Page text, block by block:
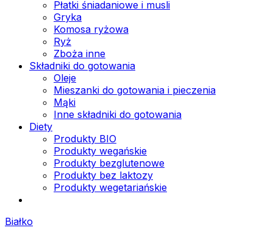
Płatki śniadaniowe i musli
Gryka
Komosa ryżowa
Ryż
Zboża inne
Składniki do gotowania
Oleje
Mieszanki do gotowania i pieczenia
Mąki
Inne składniki do gotowania
Diety
Produkty BIO
Produkty wegańskie
Produkty bezglutenowe
Produkty bez laktozy
Produkty wegetariańskie
Białko